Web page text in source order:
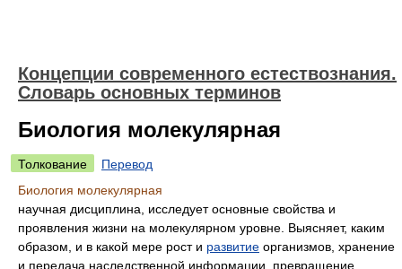
Концепции современного естествознания.
Словарь основных терминов
Биология молекулярная
Толкование
Перевод
Биология молекулярная
научная дисциплина, исследует основные свойства и
проявления жизни на молекулярном уровне. Выясняет, каким
образом, и в какой мере рост и развитие организмов, хранение
и передача наследственной информации, превращение